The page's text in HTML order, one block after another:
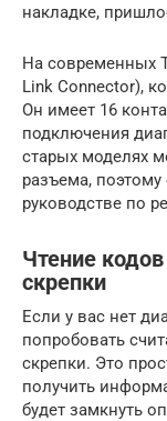
накладке,
На современных
Link Connector),
Он имеет 16
подключения
старых моделях
разъема,
руководстве по
Чтение
скрепки
Если у вас нет
попробовать
скрепки. Это
получить
будет замкнуть